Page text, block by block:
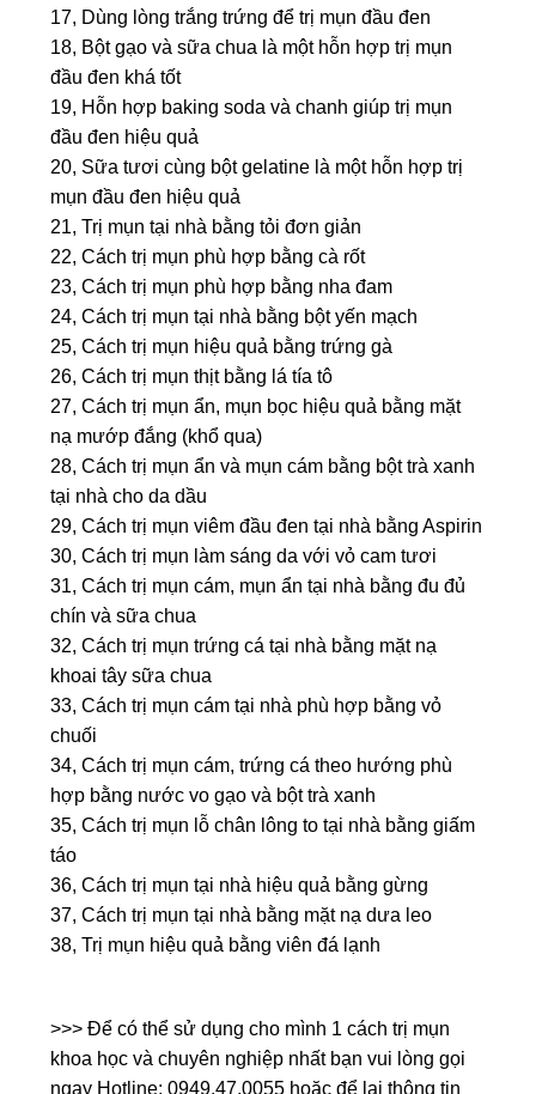
17, Dùng lòng trắng trứng để trị mụn đầu đen
18, Bột gạo và sữa chua là một hỗn hợp trị mụn
đầu đen khá tốt
19, Hỗn hợp baking soda và chanh giúp trị mụn
đầu đen hiệu quả
20, Sữa tươi cùng bột gelatine là một hỗn hợp trị
mụn đầu đen hiệu quả
21, Trị mụn tại nhà bằng tỏi đơn giản
22, Cách trị mụn phù hợp bằng cà rốt
23, Cách trị mụn phù hợp bằng nha đam
24, Cách trị mụn tại nhà bằng bột yến mạch
25, Cách trị mụn hiệu quả bằng trứng gà
26, Cách trị mụn thịt bằng lá tía tô
27, Cách trị mụn ẩn, mụn bọc hiệu quả bằng mặt
nạ mướp đắng (khổ qua)
28, Cách trị mụn ẩn và mụn cám bằng bột trà xanh
tại nhà cho da dầu
29, Cách trị mụn viêm đầu đen tại nhà bằng Aspirin
30, Cách trị mụn làm sáng da với vỏ cam tươi
31, Cách trị mụn cám, mụn ẩn tại nhà bằng đu đủ
chín và sữa chua
32, Cách trị mụn trứng cá tại nhà bằng mặt nạ
khoai tây sữa chua
33, Cách trị mụn cám tại nhà phù hợp bằng vỏ
chuối
34, Cách trị mụn cám, trứng cá theo hướng phù
hợp bằng nước vo gạo và bột trà xanh
35, Cách trị mụn lỗ chân lông to tại nhà bằng giấm
táo
36, Cách trị mụn tại nhà hiệu quả bằng gừng
37, Cách trị mụn tại nhà bằng mặt nạ dưa leo
38, Trị mụn hiệu quả bằng viên đá lạnh
>>> Để có thể sử dụng cho mình 1 cách trị mụn
khoa học và chuyên nghiệp nhất bạn vui lòng gọi
ngay Hotline: 0949.47.0055 hoặc để lại thông tin